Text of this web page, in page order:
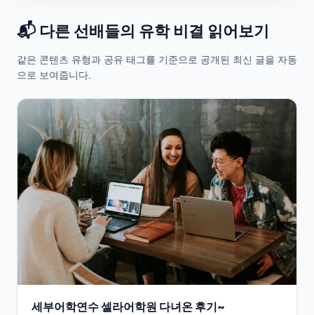
📬 다른 선배들의 유학 비결 읽어보기
같은 콘텐츠 유형과 공유 태그를 기준으로 공개된 최신 글을 자동
으로 보여줍니다.
세부어학연수 셀라어학원 다녀온 후기~